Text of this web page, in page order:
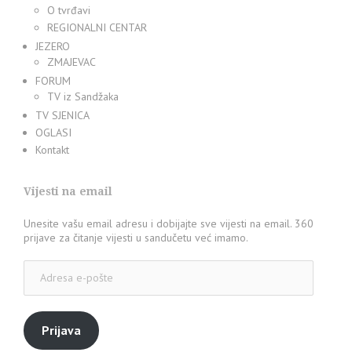
O tvrđavi
REGIONALNI CENTAR
JEZERO
ZMAJEVAC
FORUM
TV iz Sandžaka
TV SJENICA
OGLASI
Kontakt
Vijesti na email
Unesite vašu email adresu i dobijajte sve vijesti na email. 360
prijave za čitanje vijesti u sandučetu već imamo.
pošte
Prijava